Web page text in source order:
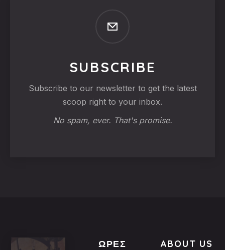
SUBSCRIBE
Subscribe to our newsletter to get the latest
scoop right to your inbox.
No spam, ever. That's promise.
ΏΡΕΣ
ABOUT US